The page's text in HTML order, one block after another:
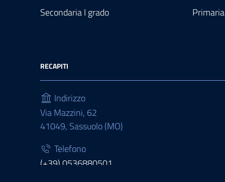
Secondaria I grado
RECAPITI
Indirizzo
Via Mazzini, 62
41049, Sassuolo (MO)
Telefono
(+39) 0536880501